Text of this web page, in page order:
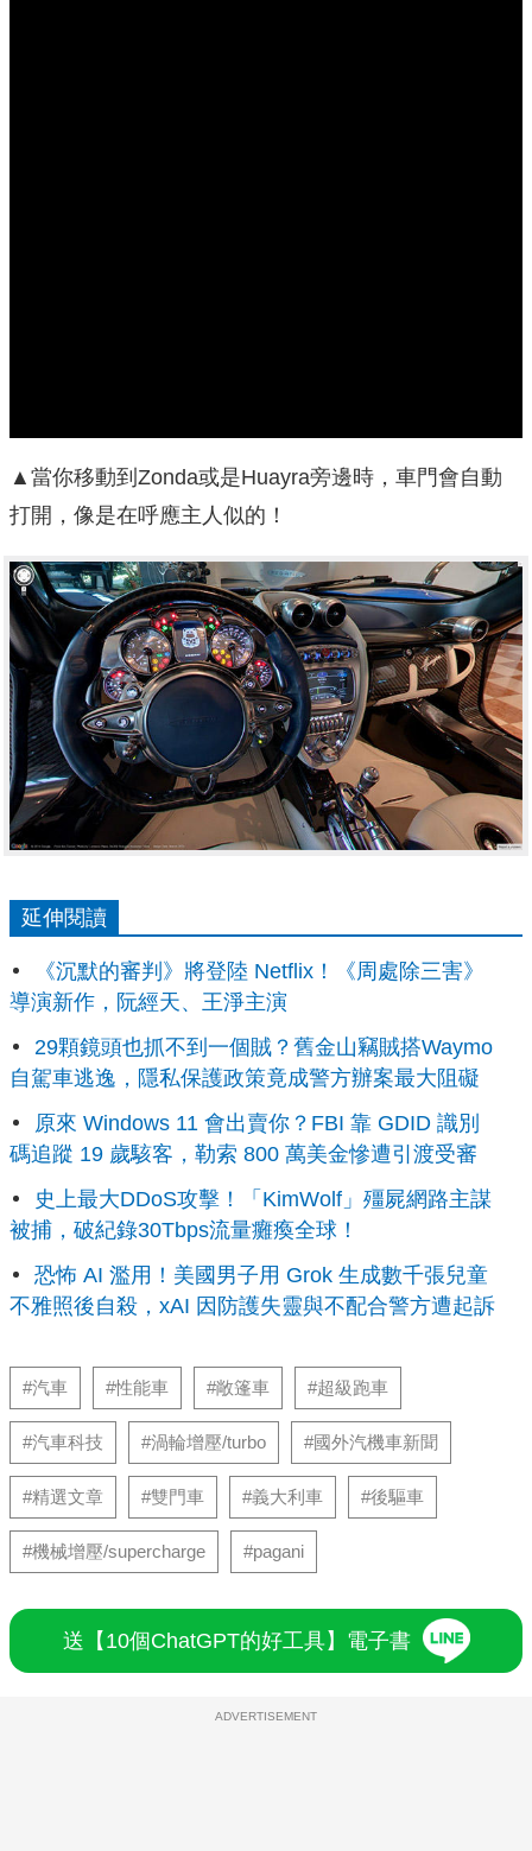
▲當你移動到Zonda或是Huayra旁邊時，車門會自動
打開，像是在呼應主人似的！
延伸閱讀
《沉默的審判》將登陸 Netflix！《周處除三害》
導演新作，阮經天、王淨主演
29顆鏡頭也抓不到一個賊？舊金山竊賊搭Waymo
自駕車逃逸，隱私保護政策竟成警方辦案最大阻礙
原來 Windows 11 會出賣你？FBI 靠 GDID 識別
碼追蹤 19 歲駭客，勒索 800 萬美金慘遭引渡受審
史上最大DDoS攻擊！「KimWolf」殭屍網路主謀
被捕，破紀錄30Tbps流量癱瘓全球！
恐怖 AI 濫用！美國男子用 Grok 生成數千張兒童
不雅照後自殺，xAI 因防護失靈與不配合警方遭起訴
#汽車 #性能車 #敞篷車 #超級跑車
#汽車科技 #渦輪增壓/turbo #國外汽機車新聞
#精選文章 #雙門車 #義大利車 #後驅車
#機械增壓/supercharge #pagani
送【10個ChatGPT的好工具】電子書
ADVERTISEMENT